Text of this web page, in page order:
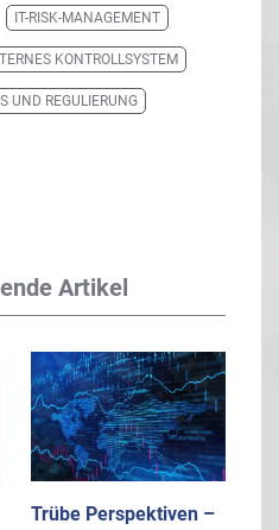
IT-RISK-MANAGEMENT
KONTROLLSYSTEM
UND REGULIERUNG
Artikel
Trübe Perspektiven –